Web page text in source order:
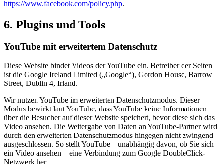
https://www.facebook.com/policy.php.
6. Plugins und Tools
YouTube mit erweitertem Datenschutz
Diese Website bindet Videos der YouTube ein. Betreiber der Seiten
ist die Google Ireland Limited („Google“), Gordon House, Barrow
Street, Dublin 4, Irland.
Wir nutzen YouTube im erweiterten Datenschutzmodus. Dieser
Modus bewirkt laut YouTube, dass YouTube keine Informationen
über die Besucher auf dieser Website speichert, bevor diese sich das
Video ansehen. Die Weitergabe von Daten an YouTube-Partner wird
durch den erweiterten Datenschutzmodus hingegen nicht zwingend
ausgeschlossen. So stellt YouTube – unabhängig davon, ob Sie sich
ein Video ansehen – eine Verbindung zum Google DoubleClick-
Netzwerk her.